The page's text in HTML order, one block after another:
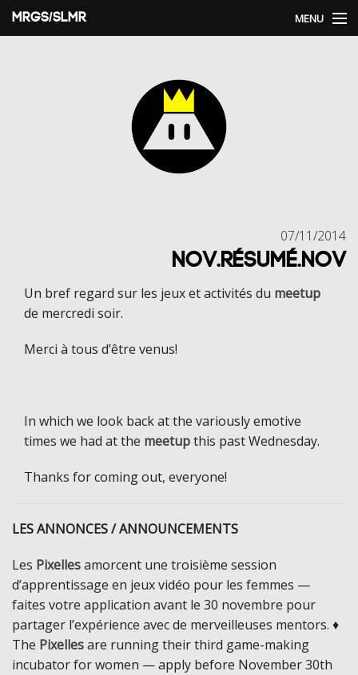
MRGS/SLMR MENU
07/11/2014
NOV.RÉSUMÉ.NOV
Un bref regard sur les jeux et activités du meetup
de mercredi soir.
Merci à tous d’être venus!
In which we look back at the variously emotive
times we had at the meetupthis past Wednesday.
Thanks for coming out, everyone!
LES ANNONCES / ANNOUNCEMENTS
Les Pixellesamorcent une troisième session
d’apprentissage en jeux vidéo pour les femmes —
faites votre application avant le 30 novembre pour
partager l’expérience avec de merveilleuses mentors. ♦
The Pixellesare running their third game-making
incubator for women — apply before November 30th